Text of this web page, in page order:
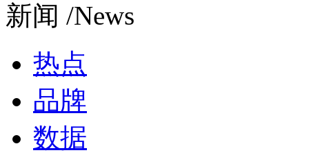
新闻 /News
热点
品牌
数据